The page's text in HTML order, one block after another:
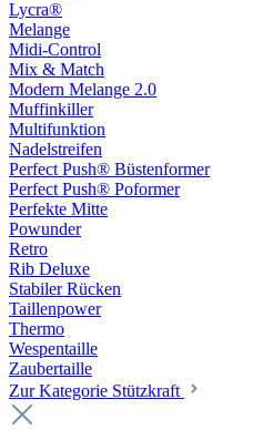
Lycra®
Melange
Midi-Control
Mix & Match
Modern Melange 2.0
Muffinkiller
Multifunktion
Nadelstreifen
Perfect Push® Büstenformer
Perfect Push® Poformer
Perfekte Mitte
Powunder
Retro
Rib Deluxe
Stabiler Rücken
Taillenpower
Thermo
Wespentaille
Zaubertaille
Zur Kategorie Stützkraft